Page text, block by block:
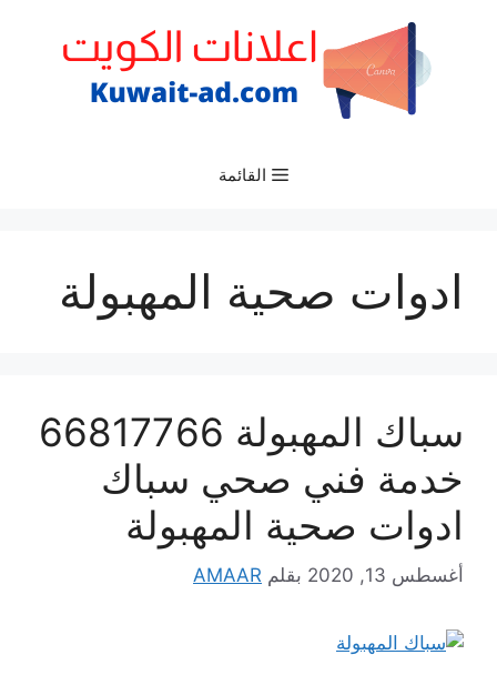
القائمة
ادوات صحية المهبولة
سباك المهبولة 66817766
خدمة فني صحي سباك
ادوات صحية المهبولة
أغسطس 13, 2020 بقلم AMAAR